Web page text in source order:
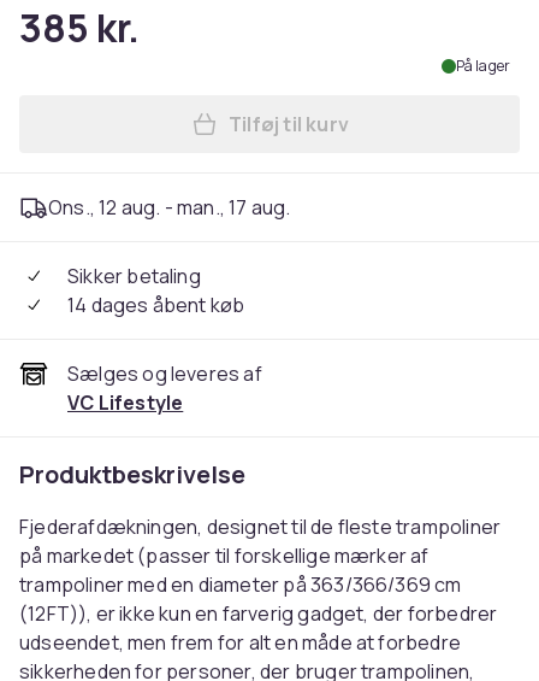
385 kr.
På lager
Læg Trampolinkant 366 cm
Tilføj til kurv
Ons., 12 aug. - man., 17 aug.
Sikker betaling
14 dages åbent køb
Sælges og leveres af
VC Lifestyle
Produktbeskrivelse
Fjederafdækningen, designet til de fleste trampoliner
på markedet (passer til forskellige mærker af
trampoliner med en diameter på 363/366/369 cm
(12FT)), er ikke kun en farverig gadget, der forbedrer
udseendet, men frem for alt en måde at forbedre
sikkerheden for personer, der bruger trampolinen,